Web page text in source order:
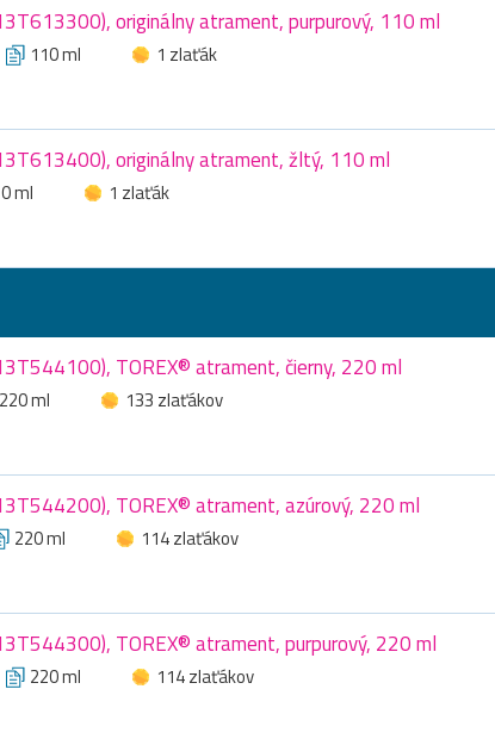
originálny atrament, purpurový, 110 ml
110 ml
1 zlaťák
originálny atrament, žltý, 110 ml
ml
1 zlaťák
TOREX® atrament, čierny, 220 ml
220 ml
133 zlaťákov
TOREX® atrament, azúrový, 220 ml
220 ml
114 zlaťákov
TOREX® atrament, purpurový, 220 ml
220 ml
114 zlaťákov